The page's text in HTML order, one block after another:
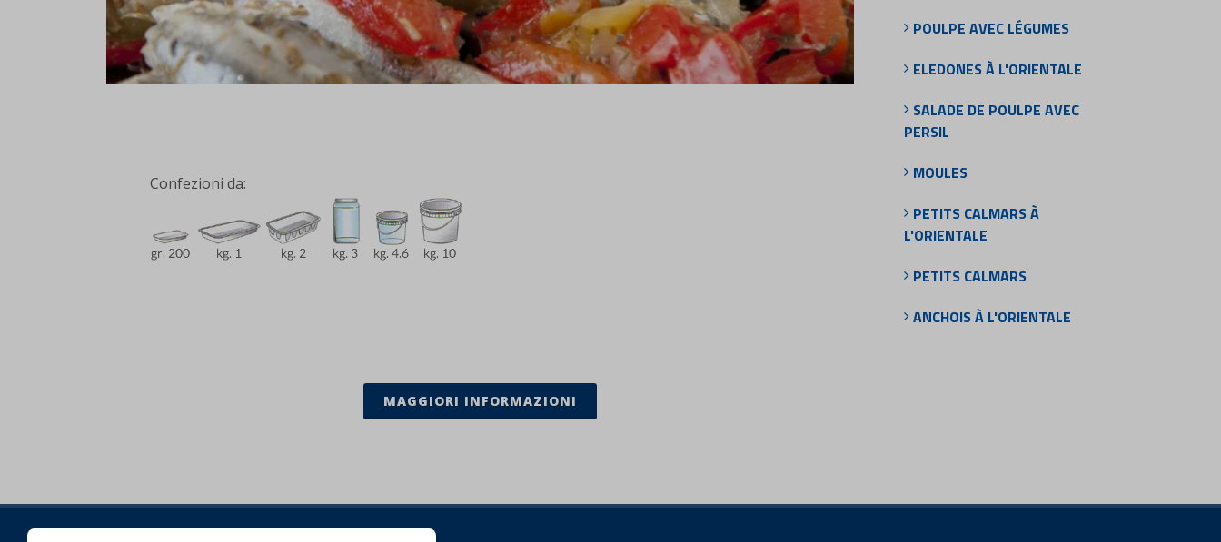
Confezioni da:
MAGGIORI INFORMAZIONI
POULPE AVEC LÉGUMES
ELEDONES À L'ORIENTALE
SALADE DE POULPE AVEC
PERSIL
MOULES
PETITS CALMARS À
L'ORIENTALE
PETITS CALMARS
ANCHOIS À L'ORIENTALE